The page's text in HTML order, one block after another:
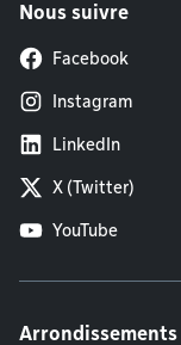
Nous suivre
Facebook
Instagram
LinkedIn
X (Twitter)
YouTube
Arrondissements